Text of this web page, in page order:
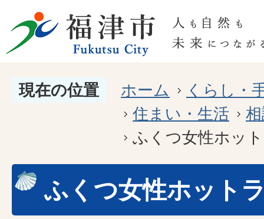
現在の位置 ホーム
くらし・
住まい・生活
ふくつ女性ホッ
ふくつ女性ホット